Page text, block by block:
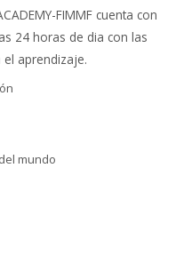
FIMMF cuenta con
24 horas de dia con las
aprendizaje.
mundo